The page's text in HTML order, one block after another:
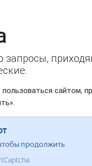
запросы,
сайтом,